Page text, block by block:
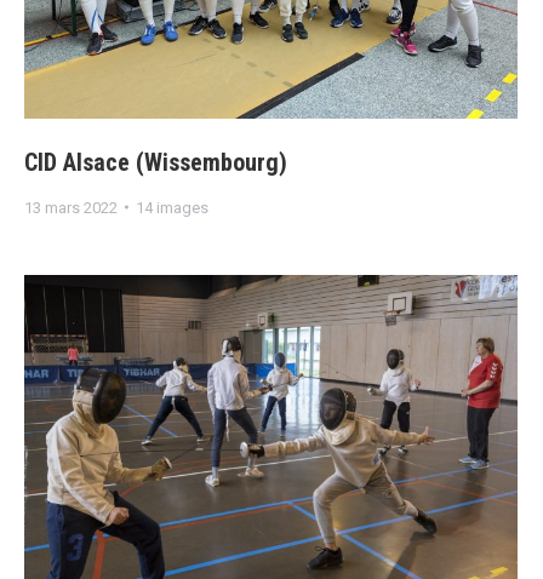
CID Alsace (Wissembourg)
13 mars 2022 14 images